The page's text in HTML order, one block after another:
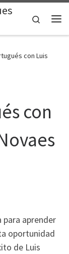
Search
con Luis
con
para aprender
oportunidad
de Luis